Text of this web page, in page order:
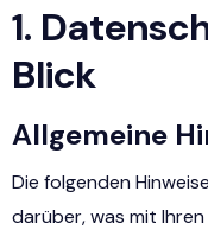
1.
Blick
Allgemeine
Die folgenden
darüber, was mit